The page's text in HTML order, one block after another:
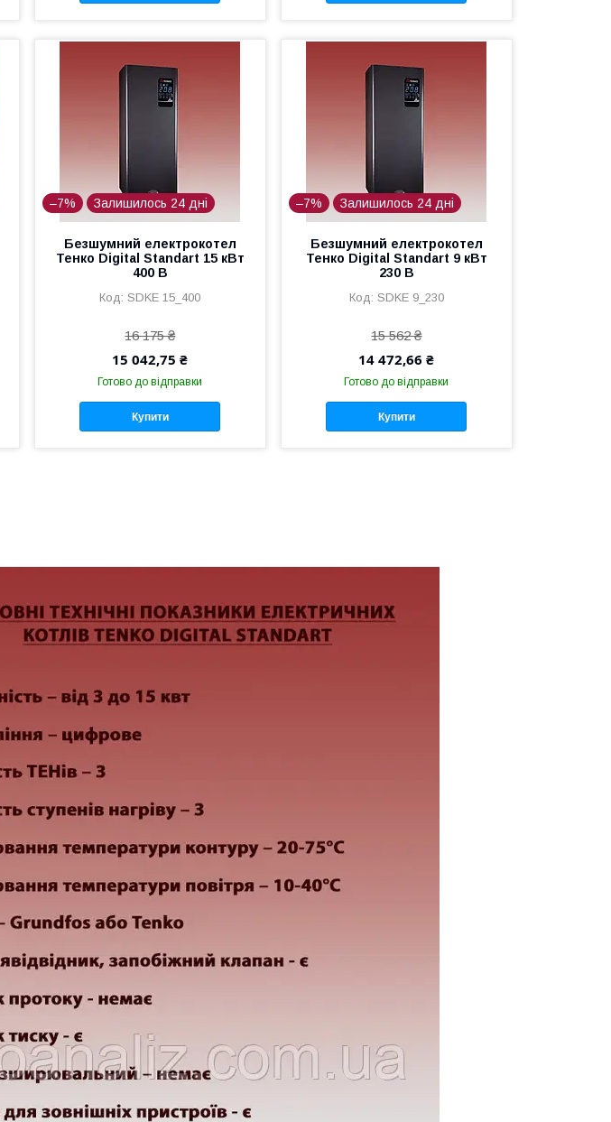
–7% Залишилось 24 дні
Безшумний електрокотел
Тенко Digital Standart 15 кВт
400 В
SDKE 15_400
16 175 ₴
15 042,75 ₴
Готово до відправки
Купити
–7% Залишилось 24 дні
Безшумний електрокотел
Тенко Digital Standart 9 кВт
230 В
SDKE 9_230
15 562 ₴
14 472,66 ₴
Готово до відправки
Купити